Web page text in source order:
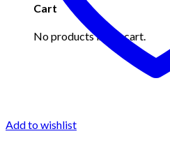
Cart
No products in the cart.
Add to wishlist